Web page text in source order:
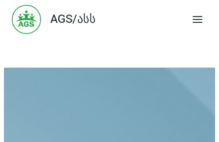
Skip
content
AGS/ასს